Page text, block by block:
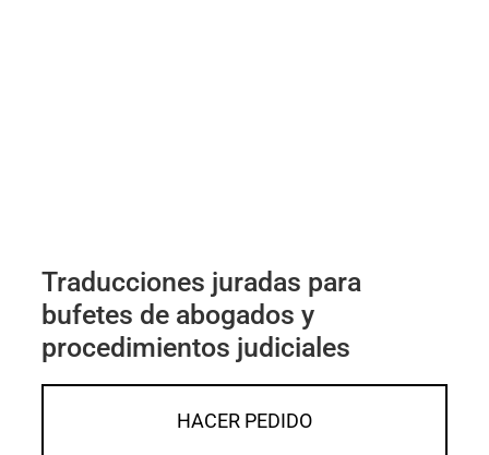
Traducciones juradas para
bufetes de abogados y
procedimientos judiciales
HACER PEDIDO